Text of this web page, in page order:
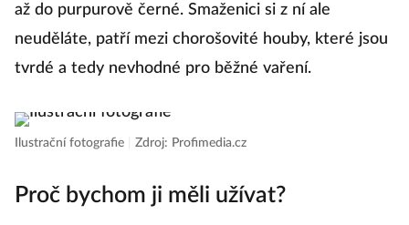
až do purpurově černé. Smaženici si z ní ale
neuděláte, patří mezi chorošovité houby, které jsou
tvrdé a tedy nevhodné pro běžné vaření.
Ilustrační fotografie Zdroj: Profimedia.cz
Proč bychom ji měli užívat?